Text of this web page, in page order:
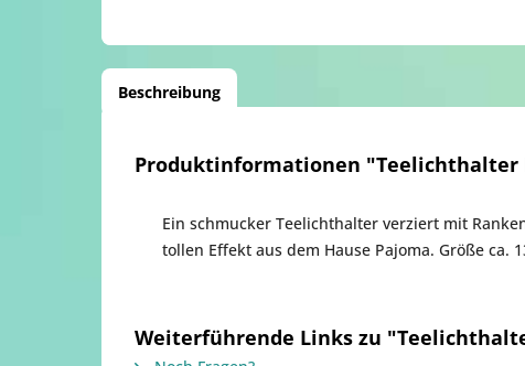
Beschreibung
Produktinformationen "Teelichthalter
Ein schmucker Teelichthalter verziert mit
tollen Effekt aus dem Hause Pajoma. Größe ca.
Weiterführende Links zu